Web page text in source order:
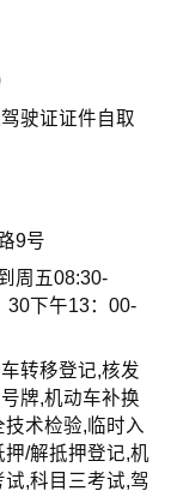
驶证证件自取
9号
周五08:30-
30下午13：00-
转移登记,核发
牌,机动车补换
术检验,临时入
/解抵押登记,机
,科目三考试,驾